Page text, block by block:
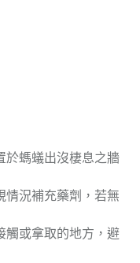
於螞蟻出沒棲息之牆
情況補充藥劑，若無
觸或拿取的地方，避